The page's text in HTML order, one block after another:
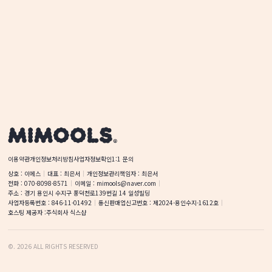
이용약관개인정보처리방침사업자정보확인1:1 문의
상호 : 이에스 대표 : 최은서 개인정보관리책임자 : 최은서
전화 : 070-8098-8571 이메일 : mimools@naver.com
주소 : 경기 용인시 수지구 풍덕천로139번길 14 일성빌딩
사업자등록번호 : 846-11-01492 통신판매업신고번호 : 제2024-용인수지-1612호
호스팅 제공자 :주식회사 식스샵
©. 2026 ALL RIGHTS RESERVED